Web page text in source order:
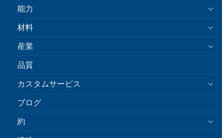
能力
材料
産業
品質
カスタムサービス
ブログ
約